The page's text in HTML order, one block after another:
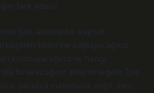
fark ederiz.
bile, aslında bir kaynak
birbirine bağlayacağınız,
kurmayacağınız ve hangi
bırakacağınız anlamına gelir. İşte
yalnızca matematik değil, aynı